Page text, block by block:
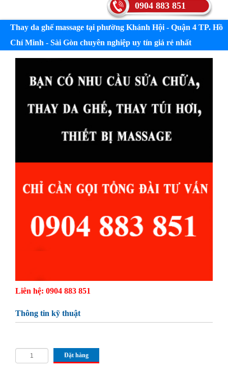
0904 883 851
Thay da ghế massage tại phường Khánh Hội - Quận 4 TP. Hồ
Chí Minh - Sài Gòn chuyên nghiệp uy tín giá rẻ nhất
Liên hệ: 0904 883 851
Thông tin kỹ thuật
Đặt hàng